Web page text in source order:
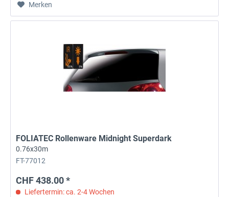
Merken
FOLIATEC Rollenware Midnight Superdark
0.76x30m
FT-77012
CHF 438.00 *
Liefertermin: ca. 2-4 Wochen